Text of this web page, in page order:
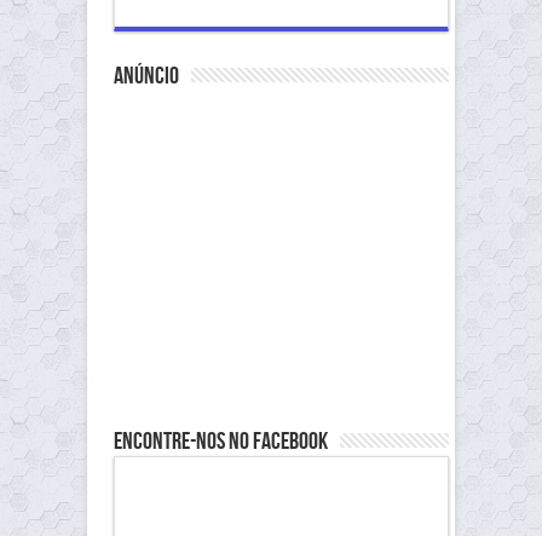
anúncio
Encontre-nos no Facebook